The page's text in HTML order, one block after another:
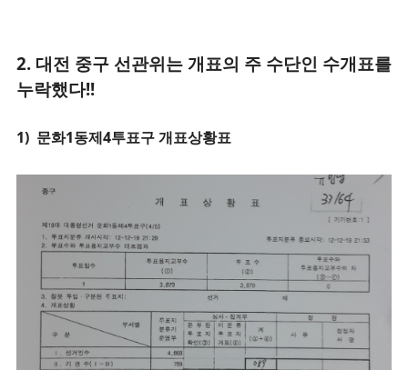
2. 대전 중구 선관위는 개표의 주 수단인 수개표를
누락했다!!
1) 문화1동제4투표구 개표상황표